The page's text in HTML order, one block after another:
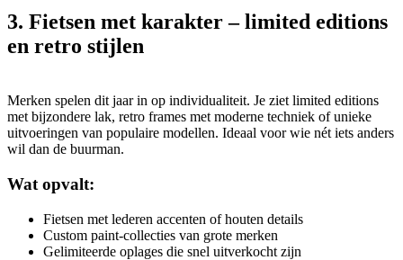
3. Fietsen met karakter – limited editions
en retro stijlen
Merken spelen dit jaar in op individualiteit. Je ziet limited editions
met bijzondere lak, retro frames met moderne techniek of unieke
uitvoeringen van populaire modellen. Ideaal voor wie nét iets anders
wil dan de buurman.
Wat opvalt:
Fietsen met lederen accenten of houten details
Custom paint-collecties van grote merken
Gelimiteerde oplages die snel uitverkocht zijn